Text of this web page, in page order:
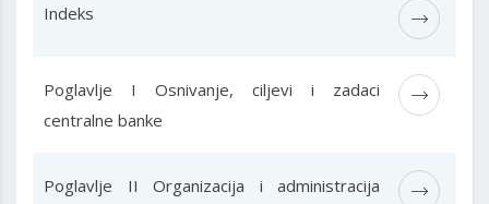
Indeks
Poglavlje I Osnivanje, ciljevi i zadaci
centralne banke
Poglavlje II Organizacija i administracija